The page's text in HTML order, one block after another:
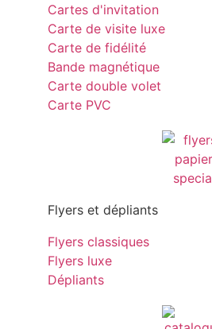
Cartes d'invitation
Carte de visite luxe
Carte de fidélité
Bande magnétique
Carte double volet
Carte PVC
Flyers et dépliants
Flyers classiques
Flyers luxe
Dépliants